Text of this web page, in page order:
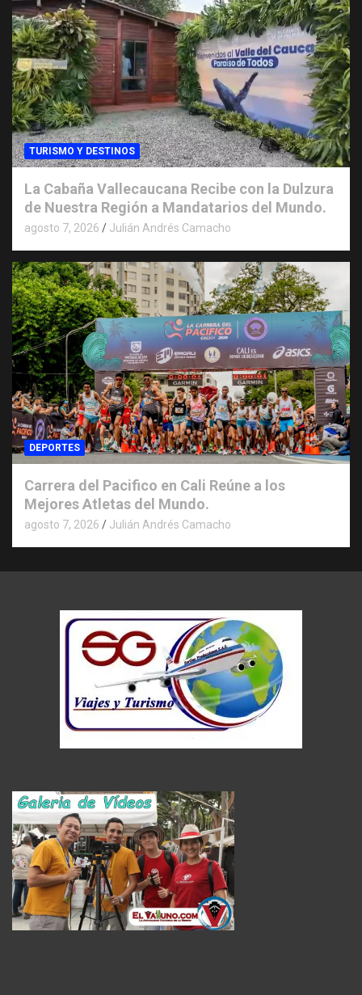
TURISMO Y DESTINOS
La Cabaña Vallecaucana Recibe con la Dulzura
de Nuestra Región a Mandatarios del Mundo.
agosto 7, 2026 Julián Andrés Camacho
DEPORTES
Carrera del Pacifico en Cali Reúne a los
Mejores Atletas del Mundo.
agosto 7, 2026 Julián Andrés Camacho